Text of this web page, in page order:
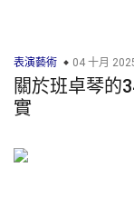
表演藝術 04 十月
關於班卓琴的
實